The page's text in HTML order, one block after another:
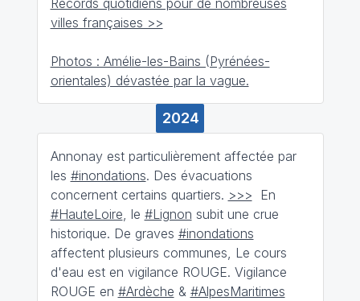
villes françaises >>
Photos : Amélie-les-Bains (Pyrénées-
orientales) dévastée par la vague.
2024
Annonay est particulièrement affectée par
les #inondations. Des évacuations
concernent certains quartiers. >>> En
#HauteLoire , le #Lignon subit une crue
historique. De graves #inondations
affectent plusieurs communes, Le cours
d'eau est en vigilance ROUGE. Vigilance
ROUGE en #Ardèche & #AlpesMaritimes